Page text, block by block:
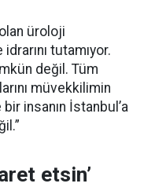
üroloji
tutamıyor.
değil. Tüm
müvekkilimin
insanın İstanbul’a
etsin’